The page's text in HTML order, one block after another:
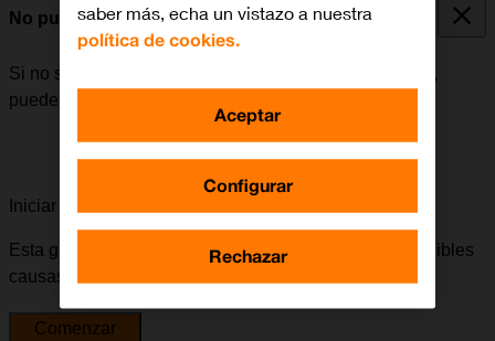
No puedo iniciar mi móvil
Si no se puede iniciar el móvil después de encenderlo,
puede haber varias causas al problema.
Iniciar la guía para solucionar tu problema
Esta guía te va a conducir a través de una serie de posibles
causas y soluciones al problema.
Comenzar
saber más, echa un vistazo a nuestra
política de cookies.
Configurar
Rechazar
Aceptar